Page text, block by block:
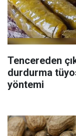
Tencereden
durdurma
yöntemi